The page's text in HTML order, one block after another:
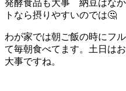
発酵食品も大事 納豆はな
トなら摂りやすいのでは🤔
わが家では朝ご飯の時にフ
て毎朝食べてます。土日は
大事ですね。